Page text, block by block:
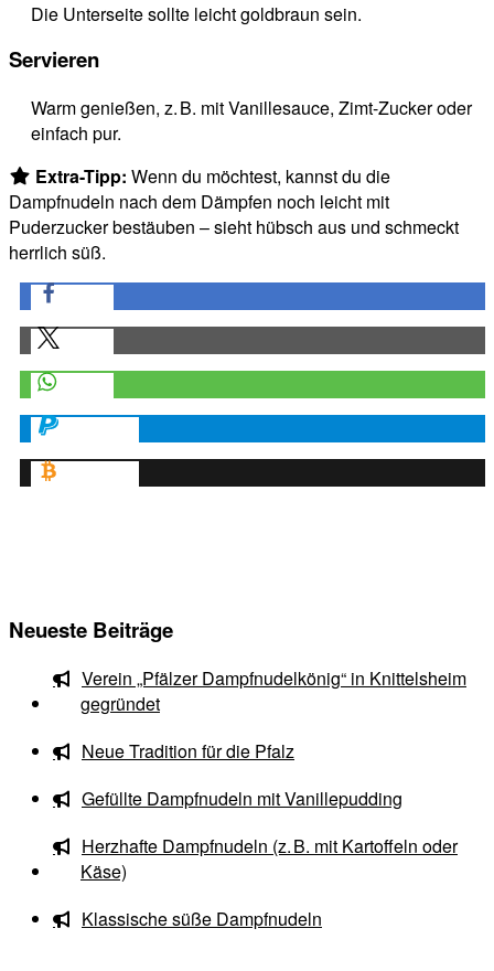
Die Unterseite sollte leicht goldbraun sein.
Servieren
Warm genießen, z. B. mit Vanillesauce, Zimt-Zucker oder
einfach pur.
Extra-Tipp: Wenn du möchtest, kannst du die
Dampfnudeln nach dem Dämpfen noch leicht mit
Puderzucker bestäuben – sieht hübsch aus und schmeckt
herrlich süß.
Neueste Beiträge
Verein „Pfälzer Dampfnudelkönig“ in Knittelsheim
gegründet
Neue Tradition für die Pfalz
Gefüllte Dampfnudeln mit Vanillepudding
Herzhafte Dampfnudeln (z. B. mit Kartoffeln oder
Käse)
Klassische süße Dampfnudeln